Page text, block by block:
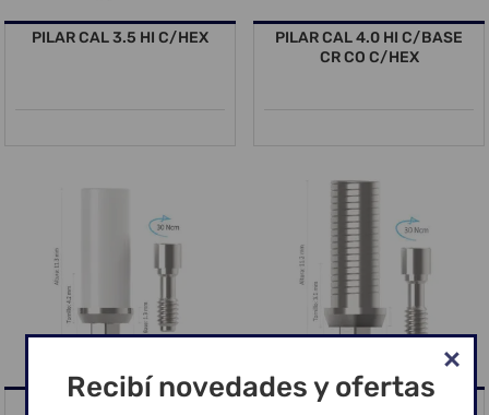
PILAR CAL 3.5 HI C/HEX
PILAR CAL 4.0 HI C/BASE
CR CO C/HEX
PILAR CAL 4.0 HI C/BASE
PILAR TIT HI 3.5 C/HEX
Recibí novedades y ofertas